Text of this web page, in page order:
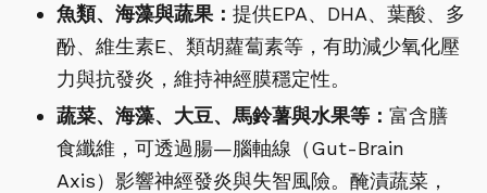
魚類、海藻與蔬果： 提供EPA、DHA、葉酸、多
酚、維生素E、類胡蘿蔔素等，有助減少氧化壓
力與抗發炎，維持神經膜穩定性。
蔬菜、海藻、大豆、馬鈴薯與水果等： 富含膳
食纖維，可透過腸—腦軸線（Gut-Brain
Axis）影響神經發炎與失智風險。醃漬蔬菜，